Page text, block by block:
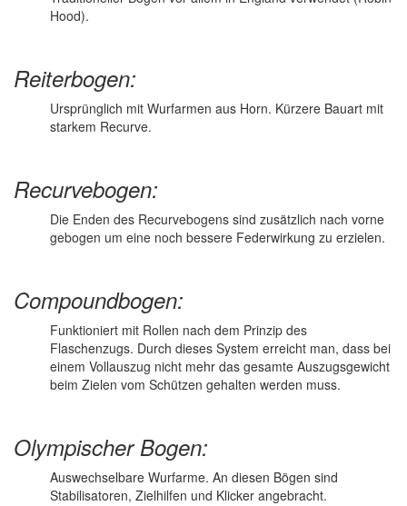
Hood).
Reiterbogen:
Ursprünglich mit Wurfarmen aus Horn. Kürzere Bauart mit
starkem Recurve.
Recurvebogen:
Die Enden des Recurvebogens sind zusätzlich nach vorne
gebogen um eine noch bessere Federwirkung zu erzielen.
Compoundbogen:
Funktioniert mit Rollen nach dem Prinzip des
Flaschenzugs. Durch dieses System erreicht man, dass bei
einem Vollauszug nicht mehr das gesamte Auszugsgewicht
beim Zielen vom Schützen gehalten werden muss.
Olympischer Bogen:
Auswechselbare Wurfarme. An diesen Bögen sind
Stabilisatoren, Zielhilfen und Klicker angebracht.